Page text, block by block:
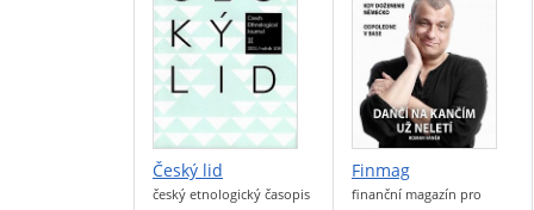
Český lid
český etnologický časopis
Finmag
finanční magazín pro